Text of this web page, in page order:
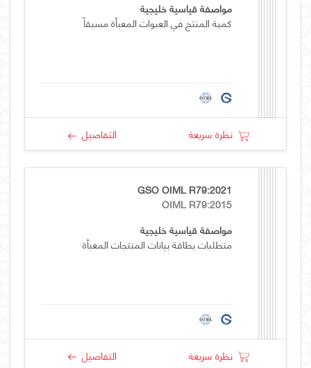
مواصفة قياسية خليجية
كمية المنتج في العبوات المعبأة مسبقاً
نظرة سريعة التفاصيل
GSO OIML R79:2021
OIML R79:2015
مواصفة قياسية خليجية
متطلبات بطاقة بيانات المنتجات المعبأة
نظرة سريعة التفاصيل